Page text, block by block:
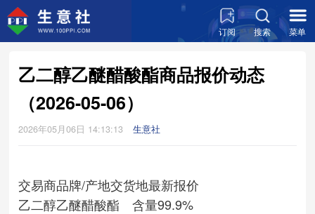
订阅 搜索 菜单
乙二醇乙醚醋酸酯商品报价动态
（2026-05-06）
2026年05月06日 14:13:13 生意社
交易商品牌/产地交货地最新报价
乙二醇乙醚醋酸酯 含量99.9%